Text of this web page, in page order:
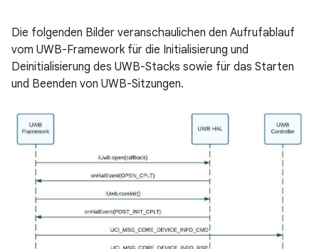
Die folgenden Bilder veranschaulichen den Aufrufablauf
vom UWB-Framework für die Initialisierung und
Deinitialisierung des UWB-Stacks sowie für das Starten
und Beenden von UWB-Sitzungen.